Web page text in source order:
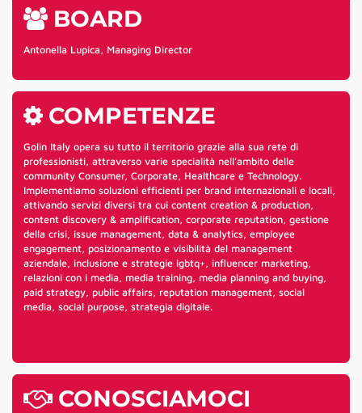
BOARD
Antonella Lupica, Managing Director
COMPETENZE
Golin Italy opera su tutto il territorio grazie alla sua rete di
professionisti, attraverso varie specialità nell’ambito delle
community Consumer, Corporate, Healthcare e Technology.
Implementiamo soluzioni efficienti per brand internazionali e locali,
attivando servizi diversi tra cui content creation & production,
content discovery & amplification, corporate reputation, gestione
della crisi, issue management, data & analytics, employee
engagement, posizionamento e visibilità del management
aziendale, inclusione e strategie lgbtq+, influencer marketing,
relazioni con i media, media training, media planning and buying,
paid strategy, public affairs, reputation management, social
media, social purpose, strategia digitale.
CONOSCIAMOCI